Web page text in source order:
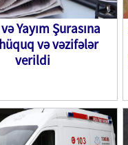
Yayım Şurasına
və vəzifələr
verildi